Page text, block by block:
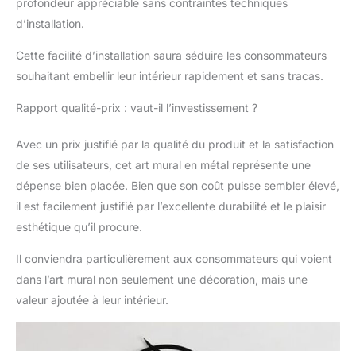
d’installation.
Cette facilité d’installation saura séduire les consommateurs
souhaitant embellir leur intérieur rapidement et sans tracas.
Rapport qualité-prix : vaut-il l’investissement ?
Avec un prix justifié par la qualité du produit et la satisfaction
de ses utilisateurs, cet art mural en métal représente une
dépense bien placée. Bien que son coût puisse sembler élevé,
il est facilement justifié par l’excellente durabilité et le plaisir
esthétique qu’il procure.
Il conviendra particulièrement aux consommateurs qui voient
dans l’art mural non seulement une décoration, mais une
valeur ajoutée à leur intérieur.